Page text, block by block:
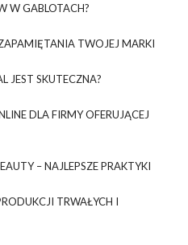
W GABLOTACH?
TWOJEJ MARKI
JEST SKUTECZNA?
DLA FIRMY OFERUJĄCEJ
– NAJLEPSZE PRAKTYKI
TRWAŁYCH I